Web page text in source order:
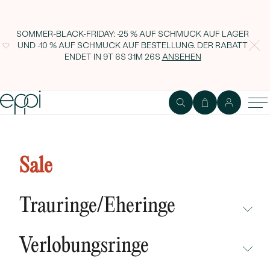
SOMMER-BLACK-FRIDAY: -25 % AUF SCHMUCK AUF LAGER
UND -10 % AUF SCHMUCK AUF BESTELLUNG. DER RABATT
ENDET IN 9T 6S 31M 25S ANSEHEN
Sale
Trauringe/Eheringe
NEUHEITEN
Verlobungsringe
Amethyst Arla